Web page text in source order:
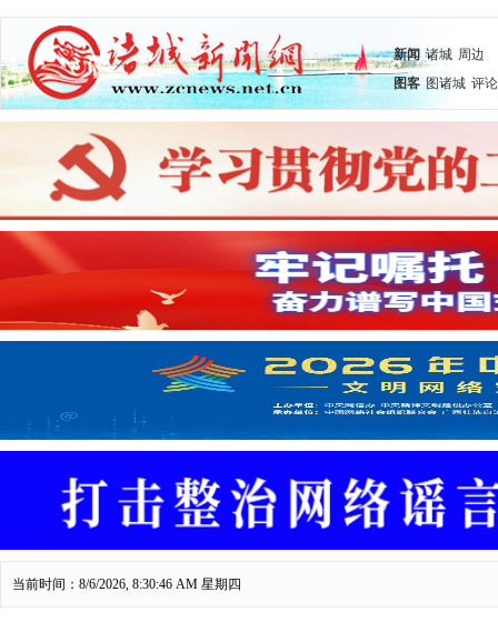
新闻 诸城 周边
图客 图诸城 评论
当前时间：8/6/2026, 8:30:46 AM 星期四